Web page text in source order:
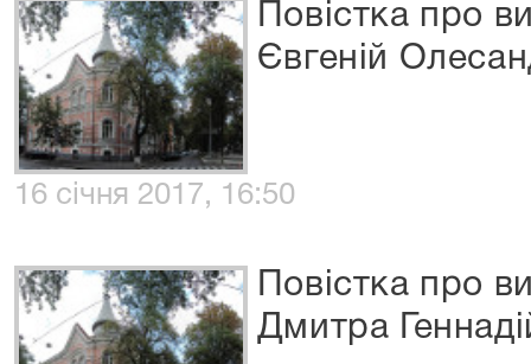
Повістка про
Євгеній
16 січня 2017, 16:50
Повістка про
Дмитра